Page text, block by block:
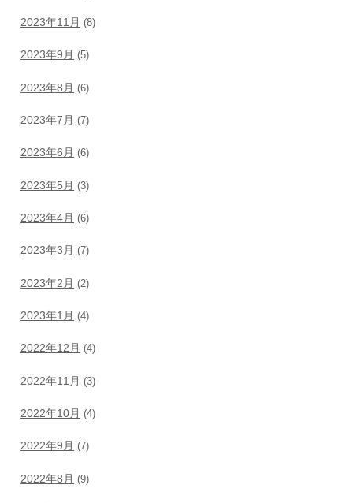
2023年11月 (8)
2023年9月 (5)
2023年8月 (6)
2023年7月 (7)
2023年6月 (6)
2023年5月 (3)
2023年4月 (6)
2023年3月 (7)
2023年2月 (2)
2023年1月 (4)
2022年12月 (4)
2022年11月 (3)
2022年10月 (4)
2022年9月 (7)
2022年8月 (9)